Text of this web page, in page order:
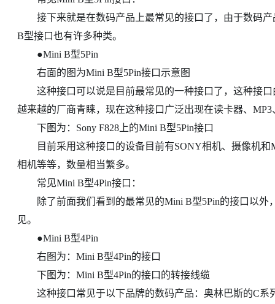
接下来就是在数码产品上最常见的接口了，由于数码产
B型接口也有许多种类。
●Mini B型5Pin
右面的图为Mini B型5Pin接口示意图
这种接口可以说是目前最常见的一种接口了，这种接口
越来越的厂商青睐，现在这种接口广泛出现在读卡器、
下图为：Sony F828上的Mini B型5Pin接口
目前采用这种接口的设备目前有SONY相机、摄像机和
相机等等，数量相当繁多。
常见Mini B型4Pin接口：
除了前面我们看到的最常见的Mini B型5Pin的接口以外
见。
●Mini B型4Pin
右图为：Mini B型4Pin的接口
下图为：Mini B型4Pin的接口的转接线缆
这种接口常见于以下品牌的数码产品：奥林巴斯的C系